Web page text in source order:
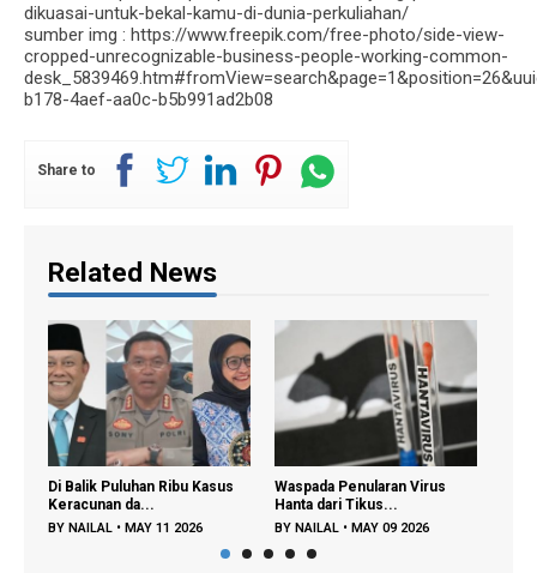
dikuasai-untuk-bekal-kamu-di-dunia-perkuliahan/
sumber img : https://www.freepik.com/free-photo/side-view-
cropped-unrecognizable-business-people-working-common-
b178-4aef-aa0c-b5b991ad2b08
Share to
Related News
Ribu Kasus
MAY 11 2026
Waspada Penularan Virus
Hanta dari Tikus...
BYNAILAL MAY 09 2026
Regenerasi Petani
Dipercepat, Menta...
BYFAJAR A